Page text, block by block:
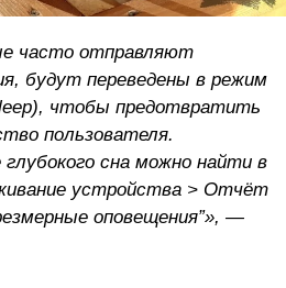
часто отправляют
будут переведены в режим
чтобы предотвратить
пользователя.
сна можно найти в
устройства > Отчёт
оповещения”», —